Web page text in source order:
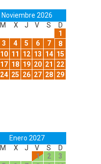
Noviembre 2026
M X J V S
D
1
3 4 5 6 7
8
10 11 12 13 14 15
17 18 19 20 21
22
24 25 26 27 28 29
Enero 2027
M X J V S
D
1
2
3